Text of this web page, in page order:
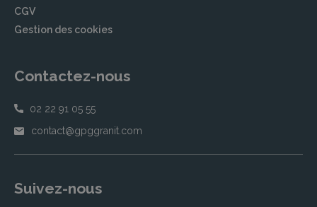
CGV
Gestion des cookies
Contactez-nous
02 22 91 05 55
contact@gpggranit.com
Suivez-nous